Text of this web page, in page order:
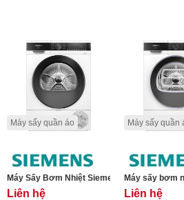
Máy sấy quần áo
Máy Sấy Bơm Nhiệt Siemens iQ500
Liên hệ
Máy sấy quần
Máy sấy bơm
Liên hệ